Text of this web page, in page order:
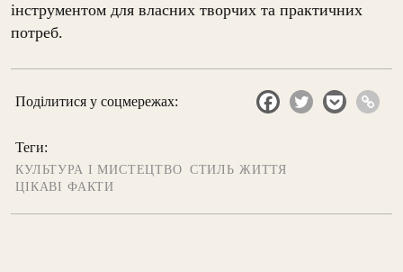
інструментом для власних творчих та практичних
потреб.
Поділитися у соцмережах:
Теги:
КУЛЬТУРА І МИСТЕЦТВО СТИЛЬ ЖИТТЯ
ЦІКАВІ ФАКТИ